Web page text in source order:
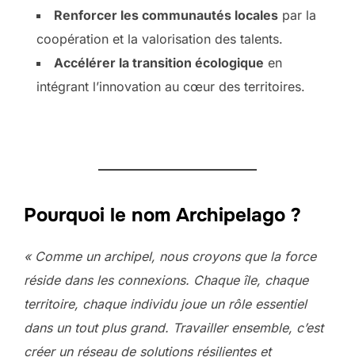
Renforcer les communautés locales par la
coopération et la valorisation des talents.
Accélérer la transition écologique en
intégrant l’innovation au cœur des territoires.
Pourquoi le nom Archipelago ?
« Comme un archipel, nous croyons que la force
réside dans les connexions. Chaque île, chaque
territoire, chaque individu joue un rôle essentiel
dans un tout plus grand. Travailler ensemble, c’est
créer un réseau de solutions résilientes et